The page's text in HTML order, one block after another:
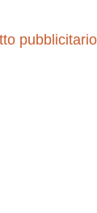
pubblicitario